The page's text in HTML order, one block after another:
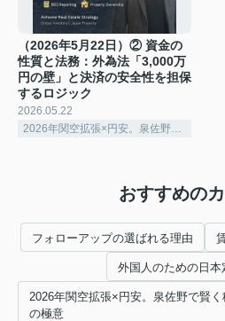
（2026年5月22日）② 資金の
性質と法務：外為法「3,000万
円の壁」と決済の安全性を担保
するロジック
2026.05.22
おすすめの
フォローアップの選ばれる理由
外国人のための日本
2026年関空拡張×円安。泉佐野で賢く
の極意